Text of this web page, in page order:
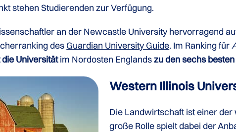
stehen Studierenden zur Verfügung.
an der Newcastle University hervorragend
des Guardian University Guide. Im Ranking für
Universitätim Nordosten Englandszu den sechs
Western Illinois
Die Landwirtschaft ist einer
große Rolle spielt dabei der